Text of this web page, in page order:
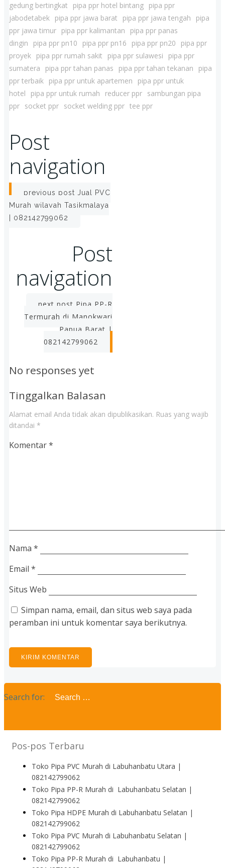
gedung bertingkat
pipa ppr hotel bintang pipa ppr
jabodetabek pipa ppr jawa barat pipa ppr jawa tengah
pipa
ppr jawa timur pipa ppr kalimantan
pipa ppr panas
dingin
pipa ppr pn10 pipa ppr pn16 pipa ppr pn20
pipa ppr
proyek pipa ppr rumah sakit pipa ppr sulawesi
pipa ppr
sumatera
pipa ppr tahan panas pipa ppr tahan tekanan
pipa
ppr terbaik pipa ppr untuk apartemen
pipa ppr untuk
hotel
pipa ppr untuk rumah reducer ppr sambungan pipa
ppr socket ppr socket welding ppr tee ppr
Post
navigation
previous post Jual PVC
Murah wilayah Tasikmalaya
| 082142799062
Post
navigation
next post Pipa PP-R
Termurah di Manokwari
Papua Barat |
082142799062
No responses yet
Tinggalkan Balasan
Alamat email Anda tidak akan dipublikasikan. Ruas yang wajib
ditandai *
Komentar*
Nama *
Email *
Situs Web
Simpan nama, email, dan situs web saya pada
peramban ini untuk komentar saya berikutnya.
Search for:
Pos-pos Terbaru
Toko Pipa PVC Murah di Labuhanbatu Utara |
082142799062
Toko Pipa PP-R Murah di Labuhanbatu Selatan |
082142799062
Toko Pipa HDPE Murah di Labuhanbatu Selatan |
082142799062
Toko Pipa PVC Murah di Labuhanbatu Selatan |
082142799062
Toko Pipa PP-R Murah di Labuhanbatu |